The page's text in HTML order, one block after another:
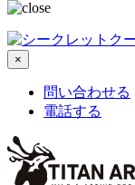
×
問い合わせる
電話する